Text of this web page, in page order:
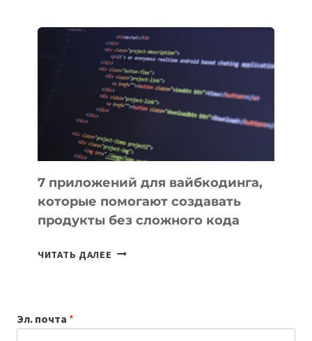
ПОЛЕЗНЫХ
ИНСТРУМЕНТОВ
ДЛЯ
РАБОТЫ
7 приложений для вайбкодинга,
которые помогают создавать
продукты без сложного кода
ЧИТАТЬ ДАЛЕЕ 7
Эл. почта *